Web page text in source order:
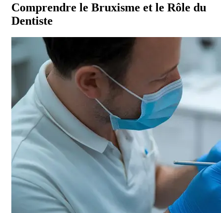
Comprendre le Bruxisme et le Rôle du
Dentiste